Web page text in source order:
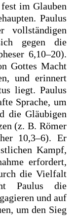
im Glauben
Paulus
gegen die
6,10–20).
Gottes Macht
und erinnert
liegt. Paulus
Sprache, um
die Gläubigen
(z. B. Römer
10,3–6). Er
Kampf,
erfordert,
die Vielfalt
Paulus die
und auf
um den Sieg